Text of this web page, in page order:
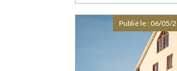
difficulté plus efficace
Publié le : 06/05/